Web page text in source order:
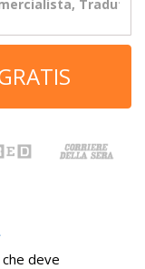
deve